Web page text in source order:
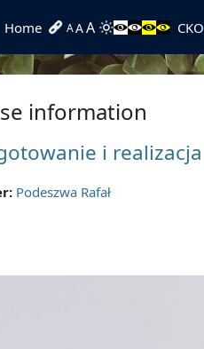
Home AAA CKO
information
i
Podeszwa Rafał